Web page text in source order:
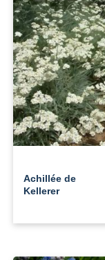
Achillée de
Kellerer